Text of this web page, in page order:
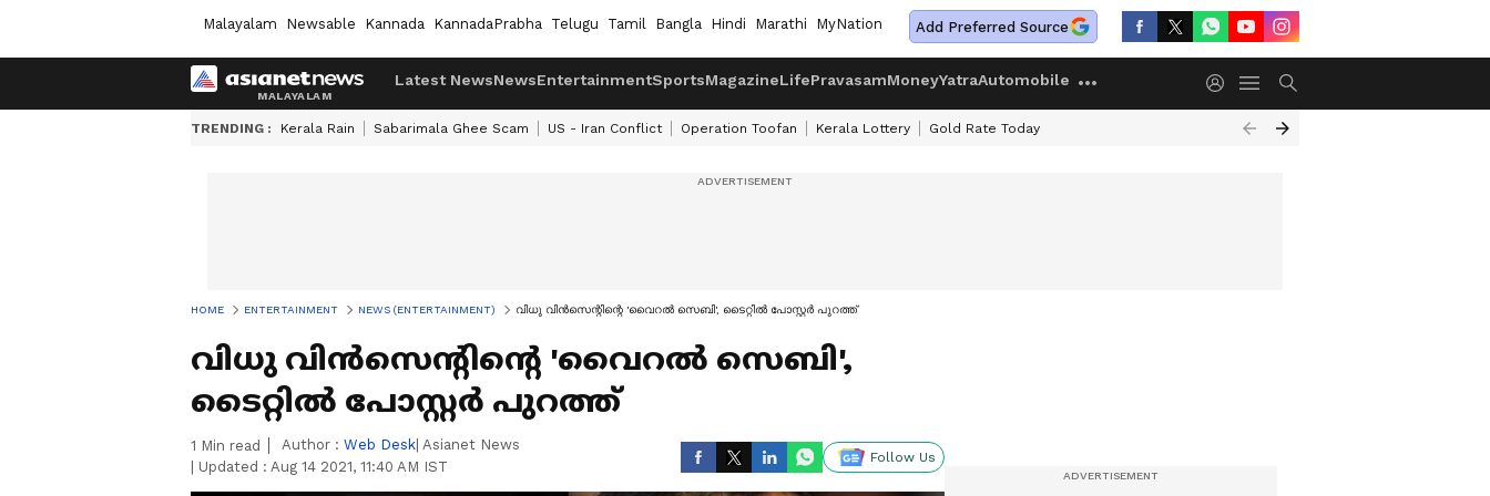
Malayalam Newsable Kannada KannadaPrabha Telugu Tamil Bangla Hindi Marathi MyNation Add Preferred Source
Latest NewsNewsEntertainmentSportsMagazineLifePravasamMoneyYatraAutomobile
TRENDING : Kerala Rain Sabarimala Ghee Scam US - Iran Conflict Operation Toofan Kerala Lottery Gold Rate Today
HOME ENTERTAINMENT NEWS (ENTERTAINMENT) വിധു വിൻസെന്റിന്റെ 'വൈറൽ സെബി', ടൈറ്റിൽ പോസ്റ്റർ പുറത്ത്
വിധു വിൻസെന്റിന്റെ 'വൈറൽ സെബി',
ടൈറ്റിൽ പോസ്റ്റർ പുറത്ത്
1 Min read Author : Web Desk | Asianet News
Updated : Aug 14 2021, 11:40 AM IST
Follow Us